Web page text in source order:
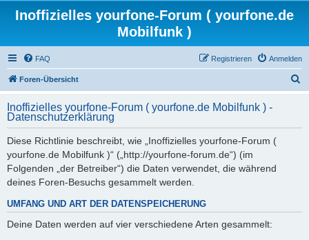
Inoffizielles yourfone-Forum ( yourfone.de
Mobilfunk )
FAQ Anmelden
Registrieren
Foren-Übersicht
h
Inoffizielles yourfone-Forum ( yourfone.de Mobilfunk ) -
Datenschutzerklärung
Diese Richtlinie beschreibt, wie „Inoffizielles yourfone-Forum (
yourfone.de Mobilfunk )“ („http://yourfone-forum.de“) (im
Folgenden „der Betreiber“) die Daten verwendet, die während
deines Foren-Besuchs gesammelt werden.
UMFANG UND ART DER DATENSPEICHERUNG
Deine Daten werden auf vier verschiedene Arten gesammelt: